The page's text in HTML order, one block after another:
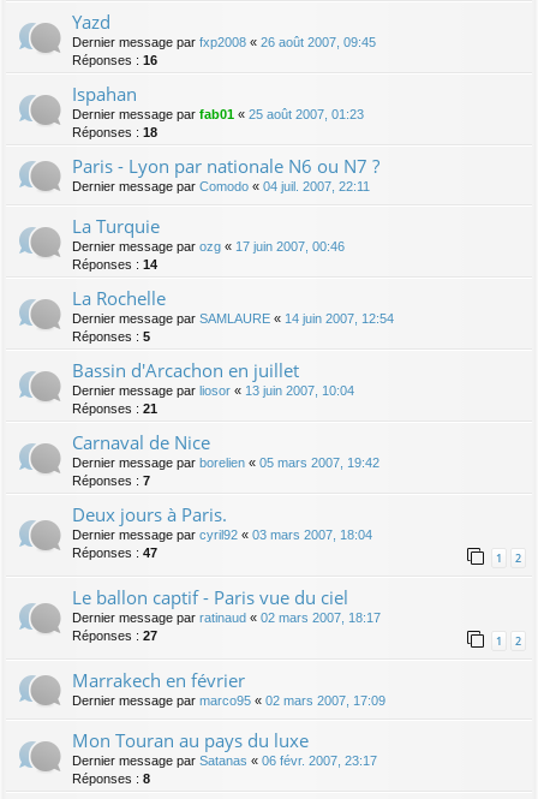
Yazd
Dernier message par fxp2008 « 26 août 2007, 09:45
Réponses : 16
Ispahan
Dernier message par fab01 « 25 août 2007, 01:23
Réponses : 18
Paris - Lyon par nationale N6 ou N7 ?
Dernier message par Comodo « 04 juil. 2007, 22:11
La Turquie
Dernier message par ozg « 17 juin 2007, 00:46
Réponses : 14
La Rochelle
Dernier message par SAMLAURE « 14 juin 2007, 12:54
Réponses : 5
Bassin d'Arcachon en juillet
Dernier message par liosor « 13 juin 2007, 10:04
Réponses : 21
Carnaval de Nice
Dernier message par borelien « 05 mars 2007, 19:42
Réponses : 7
Deux jours à Paris.
Dernier message par cyril92 « 03 mars 2007, 18:04
Réponses : 47 1 2
Le ballon captif - Paris vue du ciel
Dernier message par ratinaud « 02 mars 2007, 18:17
Réponses : 27 1 2
Marrakech en février
Dernier message par marco95 « 02 mars 2007, 17:09
Mon Touran au pays du luxe
Dernier message par Satanas « 06 févr. 2007, 23:17
Réponses : 8